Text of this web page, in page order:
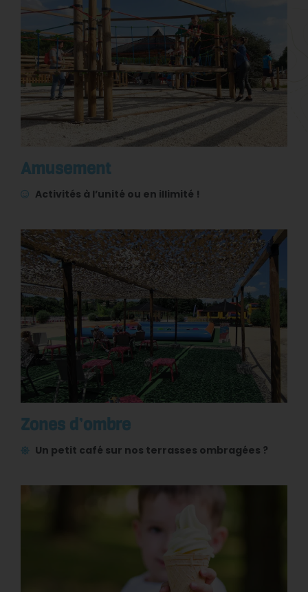
Amusement
Activités à l’unité ou en illimité !
Zones d’ombre
Un petit café sur nos terrasses ombragées ?